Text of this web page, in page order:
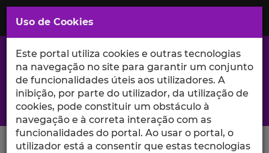
Saltar
para
Conteúdo
Principal
A excelência da investigação e ciência no Iscte
Search Button
Uso de Cookies
Este portal utiliza cookies e outras tecnologias
na navegação no site para garantir um conjunto
de funcionalidades úteis aos utilizadores. A
inibição, por parte do utilizador, da utilização de
cookies, pode constituir um obstáculo à
navegação e à correta interação com as
funcionalidades do portal. Ao usar o portal, o
utilizador está a consentir que estas tecnologias